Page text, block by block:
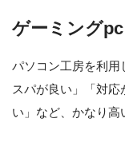
ゲーミング
パソコン工房を利用
スパが良い」「対
い」など、かなり高